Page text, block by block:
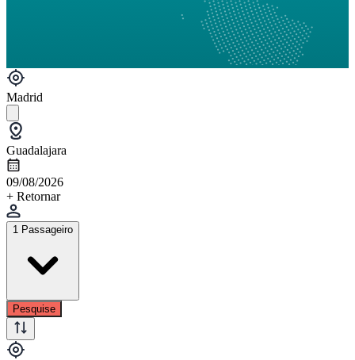
Madrid
Guadalajara
09/08/2026
+ Retornar
1 Passageiro
Pesquise